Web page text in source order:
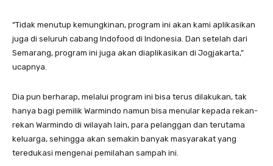
“Tidak menutup kemungkinan, program ini akan kami aplikasikan
juga di seluruh cabang Indofood di Indonesia. Dan setelah dari
Semarang, program ini juga akan diaplikasikan di Jogjakarta,”
ucapnya.
Dia pun berharap, melalui program ini bisa terus dilakukan, tak
hanya bagi pemilik Warmindo namun bisa menular kepada rekan-
rekan Warmindo di wilayah lain, para pelanggan dan terutama
keluarga, sehingga akan semakin banyak masyarakat yang
teredukasi mengenai pemilahan sampah ini.